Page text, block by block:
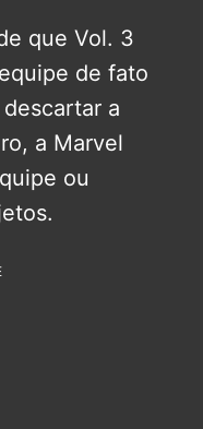
que Vol. 3
de fato
a
a Marvel
ou